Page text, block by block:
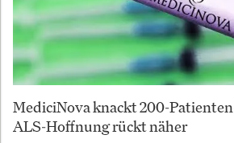
MediciNova knackt 200-
ALS-Hoffnung rückt näher